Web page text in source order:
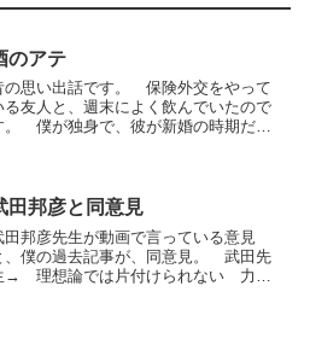
のアテ
の思い出話です。 保険外交をやって
る友人と、週末によく飲んでいたので
。 僕が独身で、彼が新婚の時期だっ
は彼にとっても愉しみだっ...
田邦彦と同意見
田邦彦先生が動画で言っている意見
、僕の過去記事が、同意見。 武田先
→ 理想論では片付けられない 力で